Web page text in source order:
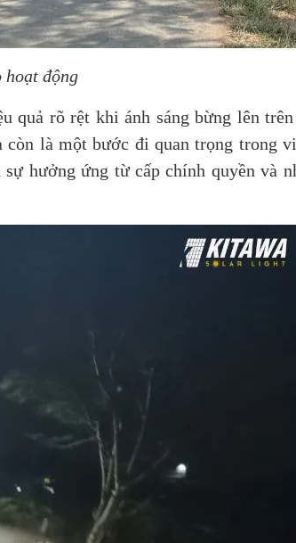
hoạt động
quả rõ rệt khi ánh sáng bừng lên
là một bước đi quan trọng trong
hưởng ứng từ cấp chính quyền và